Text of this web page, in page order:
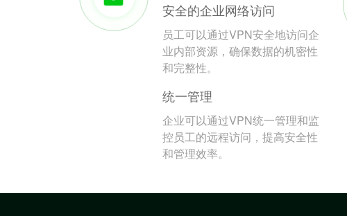
安全的企业网络访问
员工可以通过VPN安全地访问企
业内部资源，确保数据的机密性
和完整性。
统一管理
企业可以通过VPN统一管理和监
控员工的远程访问，提高安全性
和管理效率。